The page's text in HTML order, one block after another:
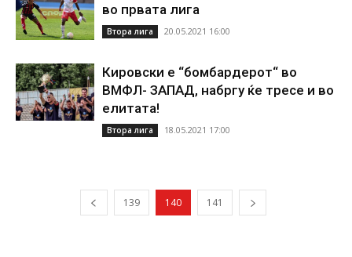
во првата лига
Втора лига 20.05.2021 16:00
Кировски е “бомбардерот“ во
ВМФЛ- ЗАПАД, набргу ќе тресе и во
елитата!
Втора лига 18.05.2021 17:00
139 140 141